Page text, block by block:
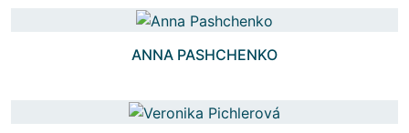
ANNA PASHCHENKO